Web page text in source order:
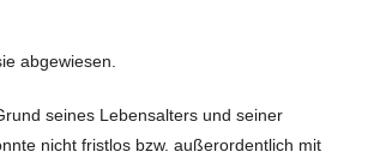
abgewiesen.
seines Lebensalters und seiner
nicht fristlos bzw. außerordentlich mit